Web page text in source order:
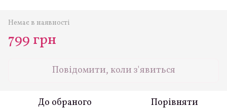
Немає в наявності
799 грн
Повідомити, коли з'явиться
До обраного Порівняти